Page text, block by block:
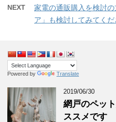
NEXT
家電の通販購入を検討
ア」も検討してみてくだ
Powered by Translate
2019/06/30
網戸のペッ
ススメです